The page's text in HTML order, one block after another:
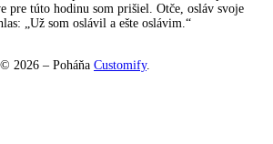
pre túto hodinu som prišiel. Otče, osláv svoje
„Už som oslávil a ešte oslávim.“
2026 – Poháňa Customify.